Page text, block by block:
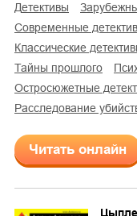
детективы
современные
классические
тайны прошлого
остросюжетные
расследование
Читать онлайн